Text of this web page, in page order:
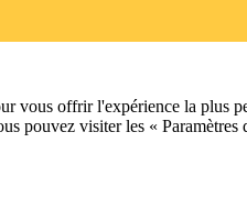
vous offrir l'expérience la plus
pouvez visiter les «